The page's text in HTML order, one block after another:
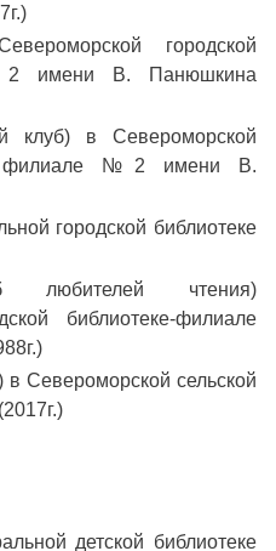
городской
имени В. Панюшкина
клуб) в Североморской
филиале №2 имени В.
городской библиотеке
чтения)
библиотеке-филиале
Североморской сельской
детской библиотеке